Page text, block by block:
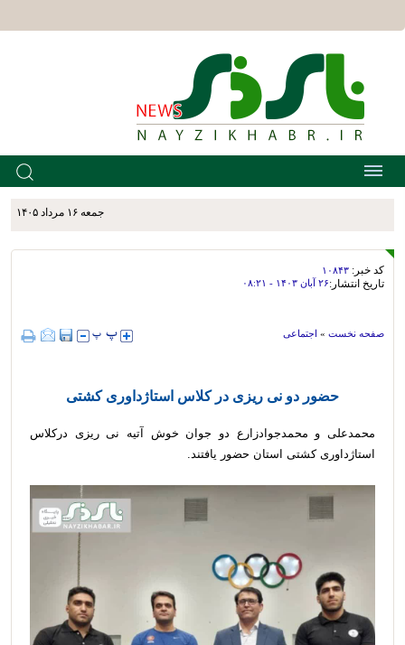
جمعه ۱۶ مرداد ۱۴۰۵
کد خبر: ۱۰۸۴۳
تاریخ انتشار:۲۶ آبان ۱۴۰۳ - ۰۸:۲۱
صفحه نخست » اجتماعی
حضور دو نی ریزی در کلاس استاژداوری کشتی
محمدعلی و محمدجوادزارع دو جوان خوش آتیه نی ریزی درکلاس
استاژداوری کشتی استان حضور یافتند.